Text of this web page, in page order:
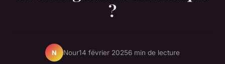
?
N Nour14 février 20256 min de lecture